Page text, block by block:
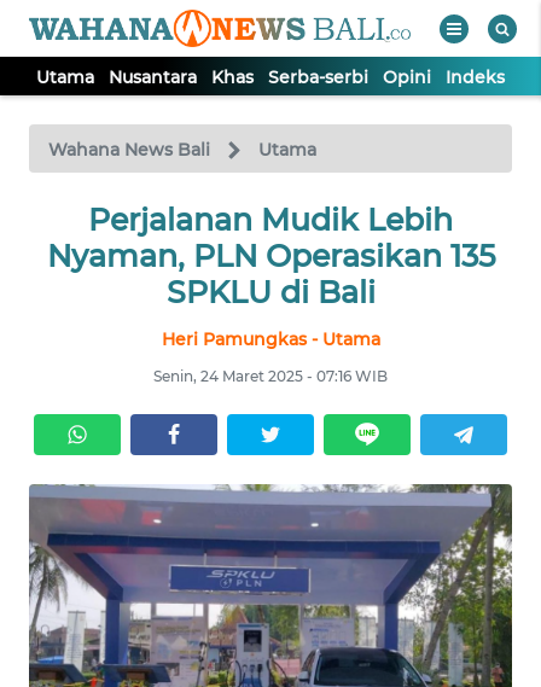
Utama Nusantara Khas Serba-serbi Opini Indeks
Wahana News Bali Utama
Perjalanan Mudik Lebih
Nyaman, PLN Operasikan 135
SPKLU di Bali
Heri Pamungkas - Utama
Senin, 24 Maret 2025 - 07:16 WIB
TV
Tutup
UTAMA
SERBA-
SERBI
Informasi
INDEKS
BERITA